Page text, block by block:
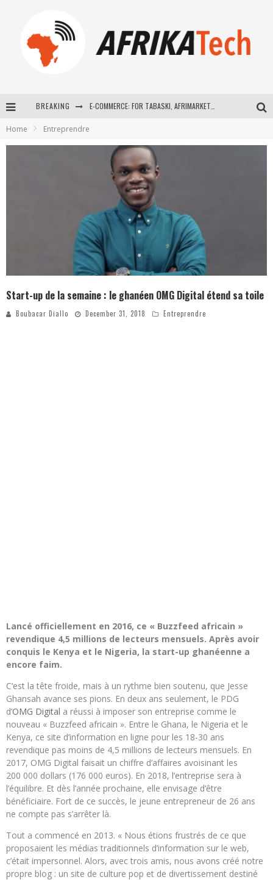
BREAKING
How Technology Has Changed Sports
Home Entreprendre
Start-up de la semaine : le ghanéen OMG Digital étend sa toile
Boubacar Diallo December 31, 2018 Entreprendre
Lancé officiellement en 2016, ce « Buzzfeed africain »
revendique 4,5 millions de lecteurs mensuels. Après avoir
conquis le Kenya et le Nigeria, la start-up ghanéenne a
encore faim.
C’est la tête froide, mais à un rythme bien soutenu, que Jesse
Ghansah avance ses pions. En deux ans seulement, le PDG
d’OMG Digital a réussi à imposer son entreprise comme le
nouveau « Buzzfeed africain ». Entre le Ghana, le Nigeria et le
Kenya, ce site d’information en ligne pour les 18-30 ans
revendique pas moins de 4,5 millions de lecteurs mensuels. En
2017, OMG Digital faisait un chiffre d’affaires avoisinant les
200 000 dollars (176 000 euros). En 2018, l’entreprise sera à
l’équilibre. Et dès l’année prochaine, elle envisage d’être
bénéficiaire. Fort de ce succès, le jeune entrepreneur de 26 ans
ne compte pas s’arrêter là.
Tout a commencé en 2013. « Nous étions frustrés de ce que
proposaient les médias traditionnels d’information sur le web,
c’était impersonnel. Alors, avec trois amis, nous avons créé notre
propre blog : un site de culture pop et de divertissement destiné